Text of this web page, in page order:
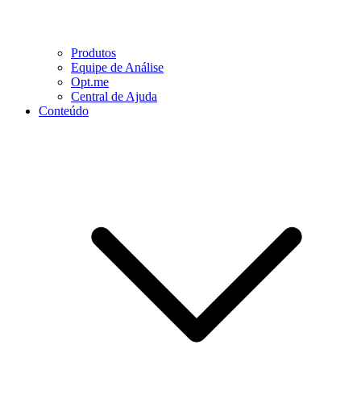
Produtos
Equipe de Análise
Opt.me
Central de Ajuda
Conteúdo